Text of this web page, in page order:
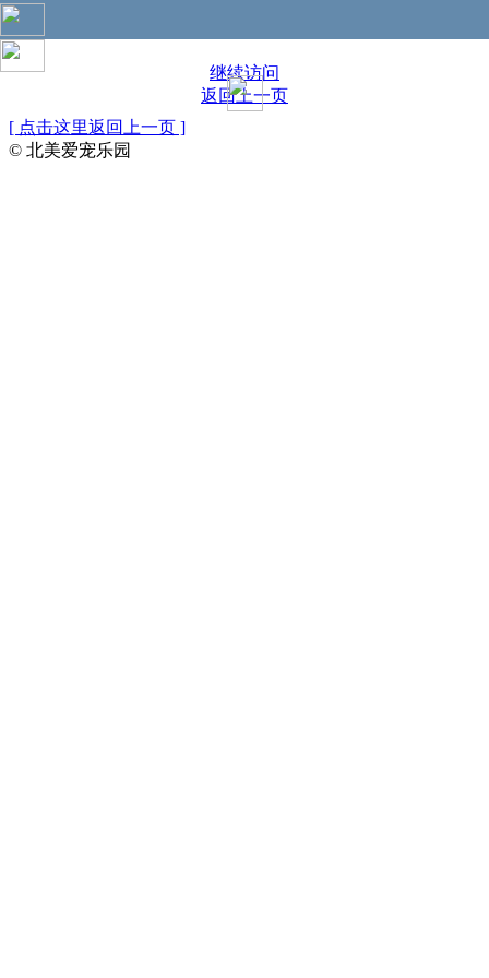
继续访问
返回上一页
[ 点击这里返回上一页 ]
© 北美爱宠乐园